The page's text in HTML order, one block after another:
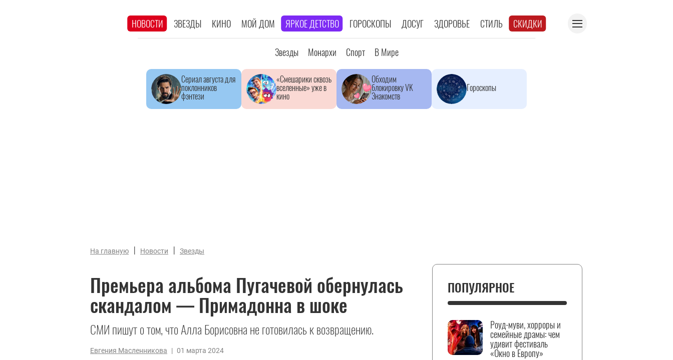
НОВОСТИ ЗВЕЗДЫ КИНО МОЙ ДОМ ЯРКОЕ ДЕТСТВО ГОРОСКОПЫ ДОСУГ ЗДОРОВЬЕ СТИЛЬ СКИДКИ
Звезды Монархи Спорт В Мире
Сериал августа для
поклонников
фэнтези
«Смешарики сквозь
вселенные» уже в
кино
Обходим
блокировку VK
Знакомств
Гороскопы
На главную | Новости | Звезды
Премьера альбома Пугачевой обернулась
скандалом — Примадонна в шоке
СМИ пишут о том, что Алла Борисовна не готовилась к возвращению.
Евгения Масленникова | 01 марта 2024
ПОПУЛЯРНОЕ
Роуд-муви, хорроры и
семейные драмы: чем
удивит фестиваль
«Окно в Европу»